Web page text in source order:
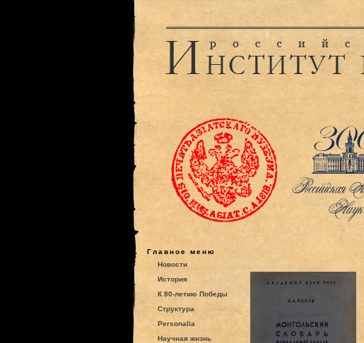
Главное меню
Новости
История
К 80-летию Победы
Структура
Personalia
Научная жизнь